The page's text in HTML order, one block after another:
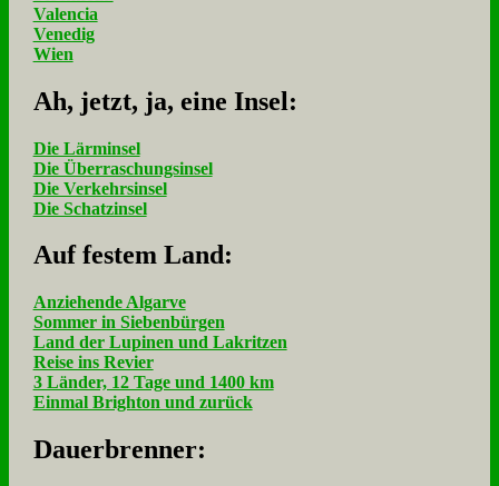
Valencia
Venedig
Wien
Ah, jetzt, ja, ei­ne In­sel:
Die Lärminsel
Die Überraschungsinsel
Die Verkehrsinsel
Die Schatzinsel
Auf fe­stem Land:
Anziehende Algarve
Sommer in Siebenbürgen
Land der Lupinen und Lakritzen
Reise ins Revier
3 Länder, 12 Tage und 1400 km
Einmal Brighton und zurück
Dau­er­bren­ner: